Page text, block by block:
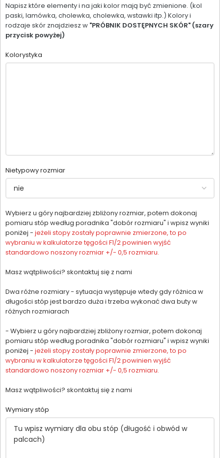
Napisz które elementy i na jaki kolor mają być zmienione. (kol
paski, lamówka, cholewka, cholewka, wstawki itp.) Kolory i
rodzaje skór znajdziesz w "PRÓBNIK DOSTĘPNYCH SKÓR" (szary
przycisk powyżej)
Kolorystyka
Nietypowy rozmiar
Wybierz u góry najbardziej zbliżony rozmiar, potem dokonaj
pomiaru stóp według poradnika "dobór rozmiaru" i wpisz wyniki
poniżej - jeżeli stopy zostały poprawnie zmierzone, to po
wybraniu w kalkulatorze tęgości F1/2 powinien wyjść
standardowo noszony rozmiar +/- 0,5 rozmiaru.
Masz wątpliwości? skontaktuj się z nami
Dwa różne rozmiary - sytuacja występuje wtedy gdy różnica w
długości stóp jest bardzo duża i trzeba wykonać dwa buty w
różnych rozmiarach
- Wybierz u góry najbardziej zbliżony rozmiar, potem dokonaj
pomiaru stóp według poradnika "dobór rozmiaru" i wpisz wyniki
poniżej - jeżeli stopy zostały poprawnie zmierzone, to po
wybraniu w kalkulatorze tęgości F1/2 powinien wyjść
standardowo noszony rozmiar +/- 0,5 rozmiaru.
Masz wątpliwości? skontaktuj się z nami
Wymiary stóp